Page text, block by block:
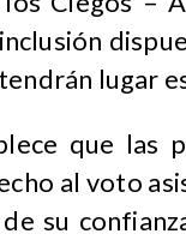
lugar
que las
al voto
su